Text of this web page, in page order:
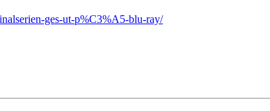
ges-ut-p%C3%A5-blu-ray/